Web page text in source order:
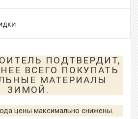
ПОДТВЕРДИТ,
ВСЕГО ПОКУПАТЬ
МАТЕРИАЛЫ
ЗИМОЙ.
цены максимально снижены.